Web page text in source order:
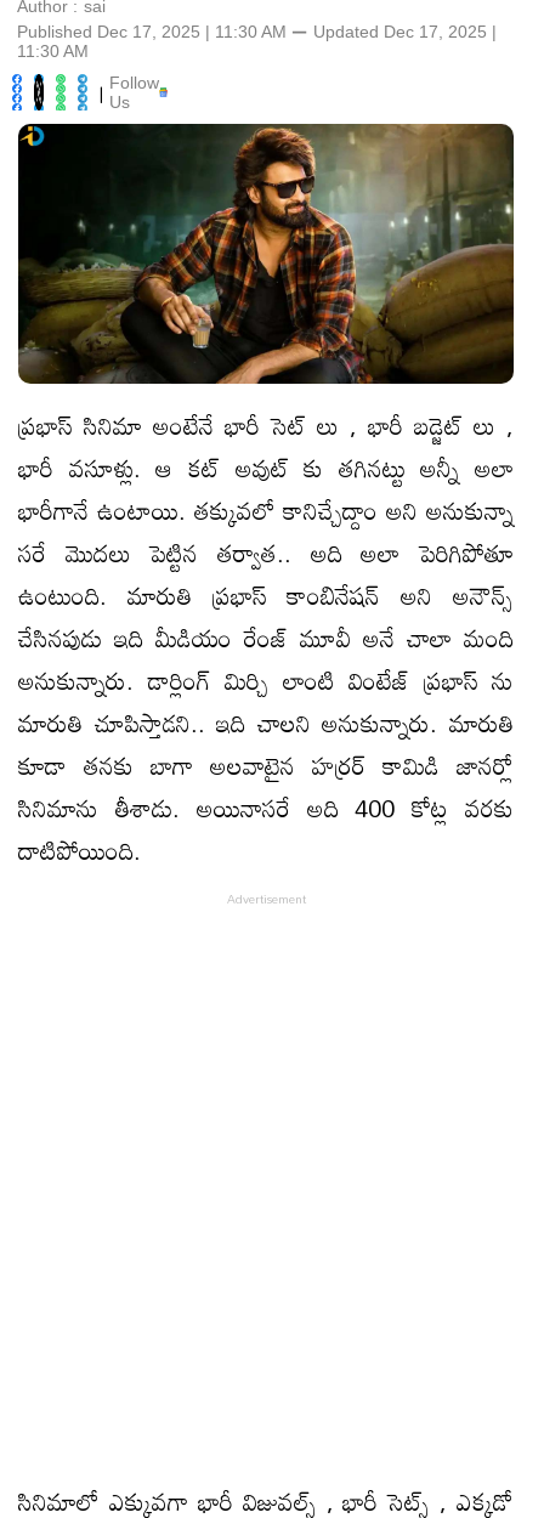
Author : sai
Published Dec 17, 2025 | 11:30 AM ⚊ Updated Dec 17, 2025 |
11:30 AM
| Follow
Us
ప్రభాస్ సినిమా అంటేనే భారీ సెట్ లు , భారీ బడ్జెట్ లు ,
భారీ వసూళ్లు. ఆ కట్ అవుట్ కు తగినట్టు అన్నీ అలా
భారీగానే ఉంటాయి. తక్కువలో కానిచ్చేద్దాం అని అనుకున్నా
సరే మొదలు పెట్టిన తర్వాత.. అది అలా పెరిగిపోతూ
ఉంటుంది. మారుతి ప్రభాస్ కాంబినేషన్ అని అనౌన్స్
చేసినపుడు ఇది మీడియం రేంజ్ మూవీ అనే చాలా మంది
అనుకున్నారు. డార్లింగ్ మిర్చి లాంటి వింటేజ్ ప్రభాస్ ను
మారుతి చూపిస్తాడని.. ఇది చాలని అనుకున్నారు. మారుతి
కూడా తనకు బాగా అలవాటైన హర్రర్ కామిడి జానర్లో
సినిమాను తీశాడు. అయినాసరే అది 400 కోట్ల వరకు
దాటిపోయింది.
సినిమాలో ఎక్కువగా భారీ విజువల్స్ , భారీ సెట్స్ , ఎక్కడో